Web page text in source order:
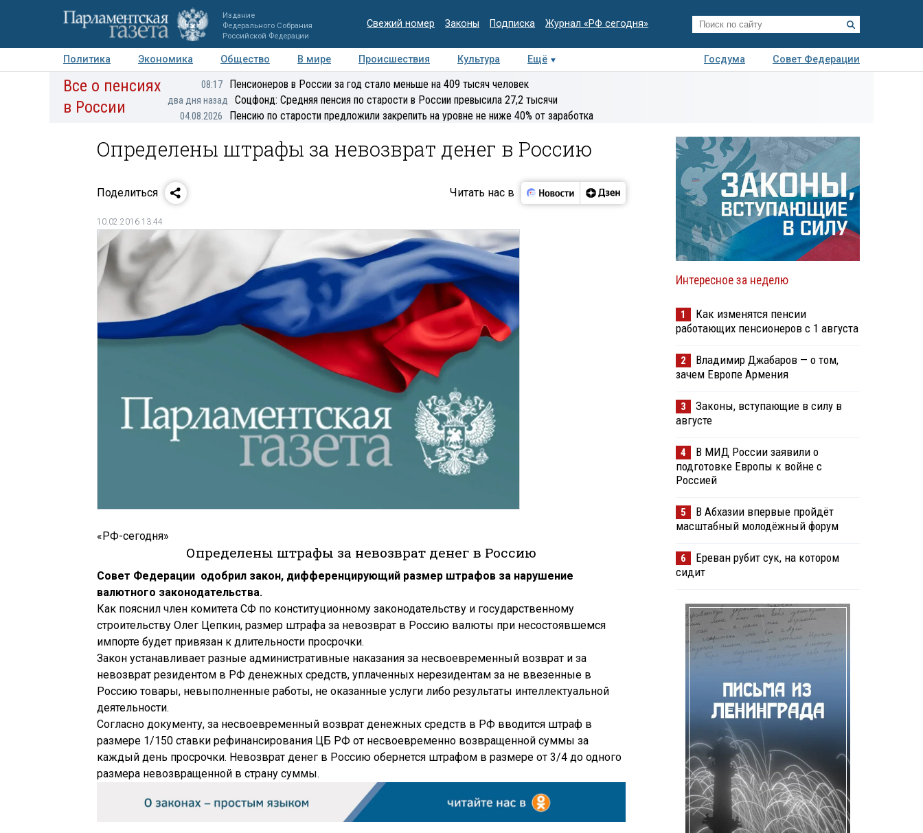
Издание
Федерального Собрания
Российской Федерации
Свежий номер Законы Подписка Журнал «РФ сегодня»
Политика Экономика Общество В мире Происшествия Культура Ещё Госдума
Совет Федерации
Авторы Персоны Мнения Регионы Медиацентр Интервью Колумнисты
Все о пенсиях
в России
08:17 Пенсионеров в России за год стало меньше на 409 тысяч человек
два дня назад Соцфонд: Средняя пенсия по старости в России превысила 27,2 тысячи
04.08.2026 Пенсию по старости предложили закрепить на уровне не ниже 40% от заработка
Определены штрафы за невозврат денег в Россию
Поделиться Читать нас в
10.02.2016 13:44
«РФ-сегодня»
Определены штрафы за невозврат денег в Россию
Совет Федерации одобрил закон, дифференцирующий размер штрафов за нарушение
валютного законодательства.
Как пояснил член комитета СФ по конституционному законодательству и государственному
строительству Олег Цепкин, размер штрафа за невозврат в Россию валюты при несостоявшемся
импорте будет привязан к длительности просрочки.
Закон устанавливает разные административные наказания за несвоевременный возврат и за
невозврат резидентом в РФ денежных средств, уплаченных нерезидентам за не ввезенные в
Россию товары, невыполненные работы, не оказанные услуги либо результаты интеллектуальной
деятельности.
Согласно документу, за несвоевременный возврат денежных средств в РФ вводится штраф в
размере 1/150 ставки рефинансирования ЦБ РФ от несвоевременно возвращенной суммы за
каждый день просрочки. Невозврат денег в Россию обернется штрафом в размере от 3/4 до одного
размера невозвращенной в страну суммы.
Интересное за неделю
1
Как изменятся пенсии
работающих пенсионеров с 1 августа
2
Владимир Джабаров — о том,
зачем Европе Армения
3
Законы, вступающие в силу в
августе
4
В МИД России заявили о
подготовке Европы к войне с
Россией
5
В Абхазии впервые пройдёт
масштабный молодёжный форум
6
Ереван рубит сук, на котором
сидит